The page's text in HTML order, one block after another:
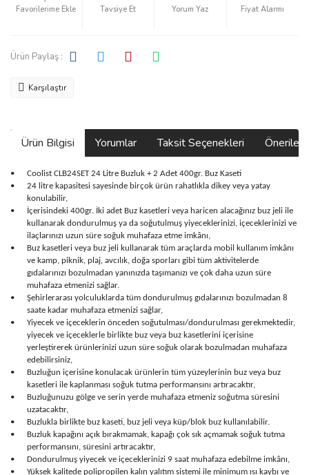
Tavsiye Et Yorum Yaz Fiyat Alarmı
Ürün Paylaş :
Karşılaştır
Ürün Bilgisi Yorumlar Taksit Seçenekleri
•
Coolist CLB24SET 24 Litre Buzluk + 2 Adet 400gr. Buz Kaseti
•
24 litre kapasitesi sayesinde birçok ürün rahatlıkla dikey veya yatay
konulabilir,
•
İçerisindeki 400gr. İki adet Buz kasetleri veya haricen alacağınız buz jeli ile
kullanarak dondurulmuş ya da soğutulmuş yiyeceklerinizi, içeceklerinizi ve
ilaçlarınızı uzun süre soğuk muhafaza etme imkânı,
•
Buz kasetleri veya buz jeli kullanarak tüm araçlarda mobil kullanım imkânı
ve kamp, piknik, plaj, avcılık, doğa sporları gibi tüm aktivitelerde
gıdalarınızı bozulmadan yanınızda taşımanızı ve çok daha uzun süre
muhafaza etmenizi sağlar.
•
Şehirlerarası yolculuklarda tüm dondurulmuş gıdalarınızı bozulmadan 8
saate kadar muhafaza etmenizi sağlar,
•
Yiyecek ve içeceklerin önceden soğutulması/dondurulması gerekmektedir,
yiyecek ve içeceklerle birlikte buz veya buz kasetlerini içerisine
yerleştirerek ürünlerinizi uzun süre soğuk olarak bozulmadan muhafaza
edebilirsiniz,
•
Buzluğun içerisine konulacak ürünlerin tüm yüzeylerinin buz veya buz
kasetleri ile kaplanması soğuk tutma performansını artıracaktır,
•
Buzluğunuzu gölge ve serin yerde muhafaza etmeniz soğutma süresini
uzatacaktır,
•
Buzlukla birlikte buz kaseti, buz jeli veya küp/blok buz kullanılabilir.
•
Buzluk kapağını açık bırakmamak, kapağı çok sık açmamak soğuk tutma
performansını, süresini artıracaktır,
•
Dondurulmuş yiyecek ve içeceklerinizi 9 saat muhafaza edebilme imkânı,
•
Yüksek kalitede polipropilen kalın yalıtım sistemi ile minimum ısı kaybı ve